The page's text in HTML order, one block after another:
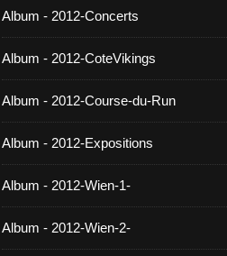
Album - 2012-Concerts
Album - 2012-CoteVikings
Album - 2012-Course-du-Run
Album - 2012-Expositions
Album - 2012-Wien-1-
Album - 2012-Wien-2-